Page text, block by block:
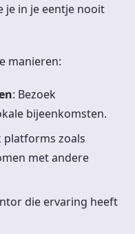
je in je eentje nooit
manieren:
: Bezoek
bijeenkomsten.
platforms zoals
met andere
die ervaring heeft